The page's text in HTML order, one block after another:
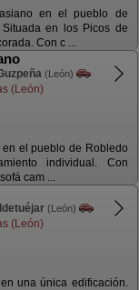
en el pueblo de
en los Picos de
Con c ...
(León)
(León)
el pueblo de Robledo
individual. Con
cam ...
(León)
(León)
una única edificación.